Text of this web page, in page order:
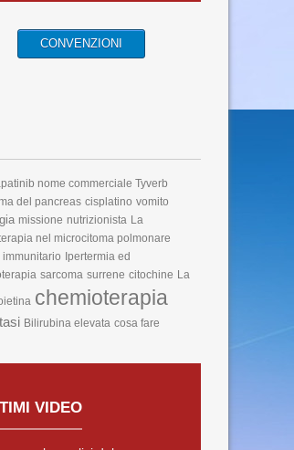
CONVENZIONI
nome commerciale Tyverb
del pancreas cisplatino vomito
missione nutrizionista La
nel microcitoma polmonare
immunitario Ipertermia ed
sarcoma surrene citochine La
chemioterapia
Bilirubina elevata cosa fare
VIDEO